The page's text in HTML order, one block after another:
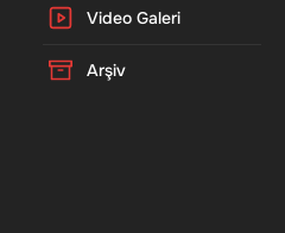
Video Galeri
Arşiv